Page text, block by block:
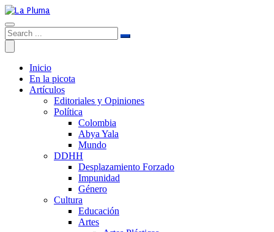
Inicio
En la picota
Artículos
Editoriales y Opiniones
Política
Colombia
Abya Yala
Mundo
DDHH
Desplazamiento Forzado
Impunidad
Género
Cultura
Educación
Artes